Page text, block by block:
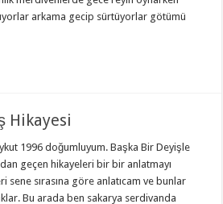
arkama gecip sürtüyorlar götümü
Hikayesi
1996 doğumluyum. Başka Bir Deyişle
geçen hikayeleri bir bir anlatmayı
sene sırasına göre anlatıcam ve bunlar
Bu arada ben sakarya serdivanda